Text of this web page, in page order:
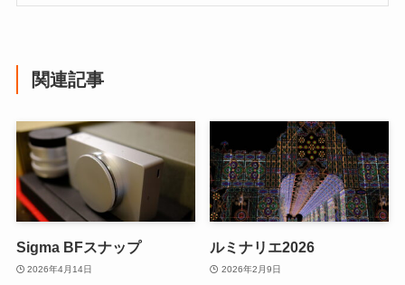
関連記事
Sigma BFスナップ
2026年4月14日
ルミナリエ2026
2026年2月9日